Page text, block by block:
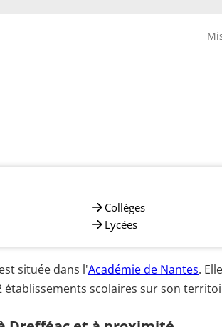
Collèges
Lycées
située dans l'Académie de Nantes.
établissements scolaires sur son